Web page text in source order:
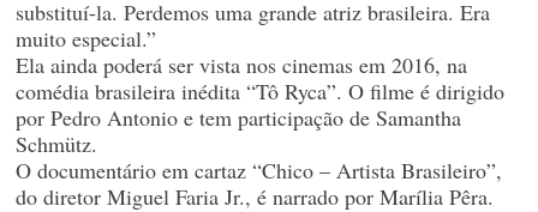
substituí-la. Perdemos uma grande atriz brasileira. Era
muito especial.”
Ela ainda poderá ser vista nos cinemas em 2016, na
comédia brasileira inédita “Tô Ryca”. O filme é dirigido
por Pedro Antonio e tem participação de Samantha
Schmütz.
O documentário em cartaz “Chico – Artista Brasileiro”,
do diretor Miguel Faria Jr., é narrado por Marília Pêra.